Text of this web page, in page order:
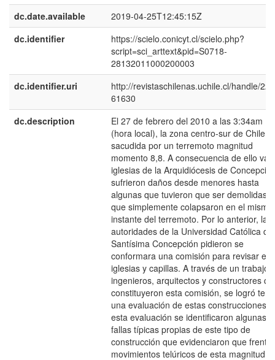
dc.date.available
2019-04-25T12:45:15Z
dc.identifier
https://scielo.conicyt.cl/scielo.php?
script=sci_arttext&pid=S0718-
28132011000200003
dc.identifier.uri
http://revistaschilenas.uchile.cl/handle/
61630
dc.description
El 27 de febrero del 2010 a las 3:34am
(hora local), la zona centro-sur de Chile
sacudida por un terremoto magnitud
momento 8,8. A consecuencia de ello
iglesias de la Arquidiócesis de
sufrieron daños desde menores hasta
algunas que tuvieron que ser demolidas o
que simplemente colapsaron en el mismo
instante del terremoto. Por lo anterior, las
autoridades de la Universidad Católica
Santísima Concepción pidieron se
conformara una comisión para revisar
iglesias y capillas. A través de un trabajo
ingenieros, arquitectos y constructores
constituyeron esta comisión, se logró
una evaluación de estas construcciones.
esta evaluación se identificaron algunas
fallas típicas propias de este tipo de
construcción que evidenciaron que frente
movimientos telúricos de esta magnitud